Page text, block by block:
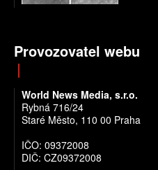
Provozovatel webu
World News Media, s.r.o.
Rybná 716/24
Staré Město, 110 00 Praha
IČO: 09372008
DIČ: CZ09372008